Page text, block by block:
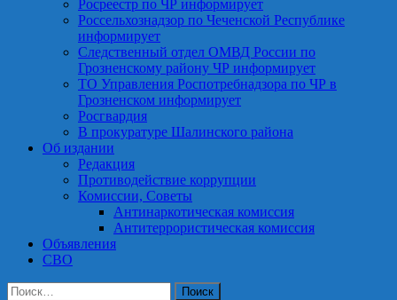
Росреестр по ЧР информирует
Россельхознадзор по Чеченской Республике
информирует
Следственный отдел ОМВД России по
Грозненскому району ЧР информирует
ТО Управления Роспотребнадзора по ЧР в
Грозненском информирует
Росгвардия
В прокуратуре Шалинского района
Об издании
Редакция
Противодействие коррупции
Комиссии, Советы
Антинаркотическая комиссия
Антитеррористическая комиссия
Объявления
СВО
Найти: